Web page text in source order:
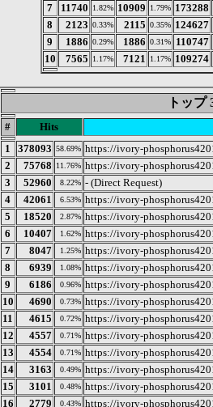
7 11740 1.82% 10909 1.79% 173288
8 2123 0.33% 2115 0.35% 124627
9 1886 0.29% 1886 0.31% 110747
10 7565 1.17% 7121 1.17% 109274
トップ
#
Hits
1
378093 58.69% https://ivory-
2
75768 11.76% https://ivory-
3
52960 8.22% - (Direct Request)
4
42061 6.53% https://ivory-
5
18520 2.87% https://ivory-
6
10407 1.62% https://ivory-
7
8047 1.25% https://ivory-
8
6939 1.08% https://ivory-
9
6186 0.96% https://ivory-
10
4690 0.73% https://ivory-
11
4615 0.72% https://ivory-
12
4557 0.71% https://ivory-
13
4554 0.71% https://ivory-
14
3163 0.49% https://ivory-
15
3101 0.48% https://ivory-
16
2779 0.43% https://ivory-